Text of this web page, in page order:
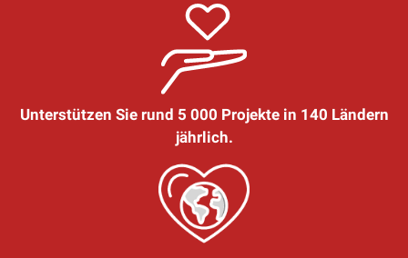
Unterstützen Sie rund 5 000 Projekte in 140 Ländern
jährlich.